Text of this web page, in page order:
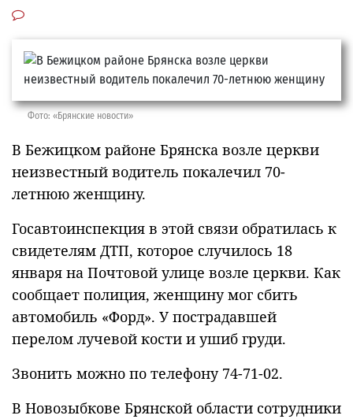
Фото: «Брянские новости»
В Бежицком районе Брянска возле церкви
неизвестный водитель покалечил 70-
летнюю женщину.
Госавтоинспекция в этой связи обратилась к
свидетелям ДТП, которое случилось 18
января на Почтовой улице возле церкви. Как
сообщает полиция, женщину мог сбить
автомобиль «Форд». У пострадавшей
перелом лучевой кости и ушиб груди.
Звонить можно по телефону 74-71-02.
В Новозыбкове Брянской области сотрудники